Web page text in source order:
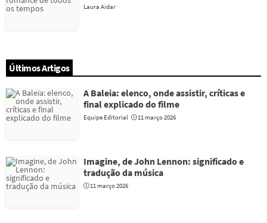
Laura Aidar
Últimos Artigos
A Baleia: elenco, onde assistir, críticas e
final explicado do filme
Equipe Editorial 11 março 2026
Imagine, de John Lennon: significado e
tradução da música
11 março 2026